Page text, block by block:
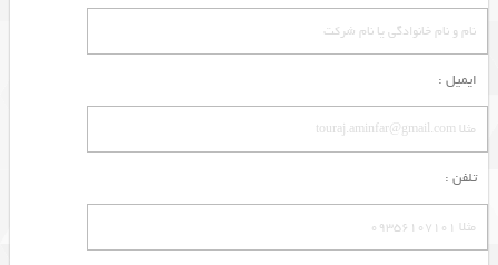
ایمیل :
تلفن :